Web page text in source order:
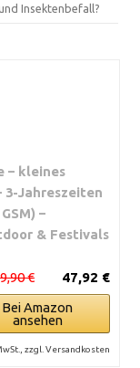
Insektenbefall?
– kleines
3-Jahreszeiten
–
& Festivals
47,92 €
€
Bei Amazon
ansehen
zzgl. Versandkosten